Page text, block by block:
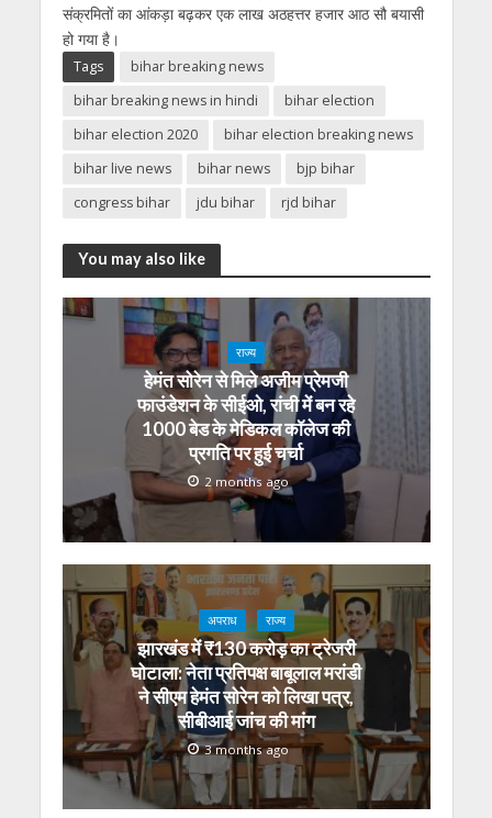
संक्रमितों का आंकड़ा बढ़कर एक लाख अठहत्तर हजार आठ सौ बयासी
हो गया है।
Tags
bihar breaking news
bihar breaking news in hindi
bihar election
bihar election 2020
bihar election breaking news
bihar live news
bihar news
bjp bihar
congress bihar
jdu bihar rjd bihar
You may also like
राज्य
हेमंत सोरेन से मिले अजीम प्रेमजी
फाउंडेशन के सीईओ, रांची में बन रहे
1000 बेड के मेडिकल कॉलेज की
प्रगति पर हुई चर्चा
2 months ago
अपराध राज्य
झारखंड में ₹130 करोड़ का ट्रेजरी
घोटाला: नेता प्रतिपक्ष बाबूलाल मरांडी
ने सीएम हेमंत सोरेन को लिखा पत्र,
सीबीआई जांच की मांग
3 months ago